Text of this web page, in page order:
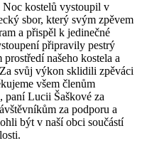
kostelů vystoupil v
sbor, který svým zpěvem
a přispěl k jedinečné
připravily pestrý
našeho kostela a
svůj výkon sklidili zpěváci
všem členům
paní Lucii Šaškové za
za podporu a
být v naší obci součástí